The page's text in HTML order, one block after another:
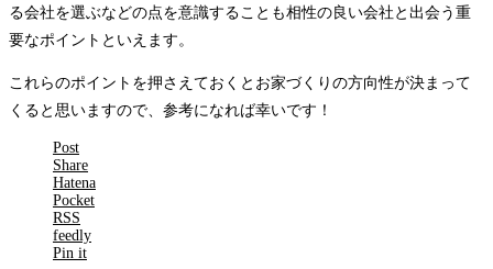
る会社を選ぶなどの点を意識することも相性の良い会社と出会う重
要なポイントといえます。
これらのポイントを押さえておくとお家づくりの方向性が決まって
くると思いますので、参考になれば幸いです！
Post
Share
Hatena
Pocket
RSS
feedly
Pin it